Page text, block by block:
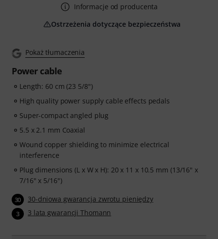
Pokaż tłumaczenia
Power cable
Length: 60 cm (23 5/8")
High quality power supply cable effects pedals
Super-compact angled plug
5.5 x 2.1 mm Coaxial
Wound copper shielding to minimize electrical
interference
Plug dimensions (L x W x H): 20 x 11 x 10.5 mm (13/16" x
7/16" x 5/16")
30 30-dniowa gwarancja zwrotu pieniędzy
3 3 lata gwarancji Thomann
Informacje od producenta
Ostrzeżenia dotyczące bezpieczeństwa